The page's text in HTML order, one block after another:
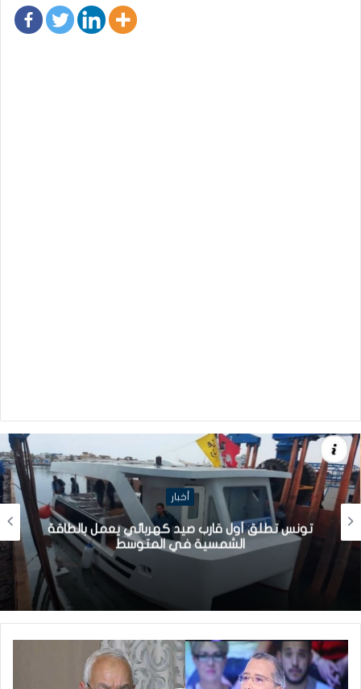
أخبار
تونس تطلق أول قارب صيد كهربائي يعمل بالطاقة
الشمسية في المتوسط